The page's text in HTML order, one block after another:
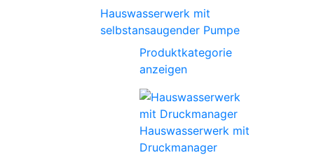
Hauswasserwerk mit
selbstansaugender Pumpe
Produktkategorie
anzeigen
Hauswasserwerk mit
Druckmanager